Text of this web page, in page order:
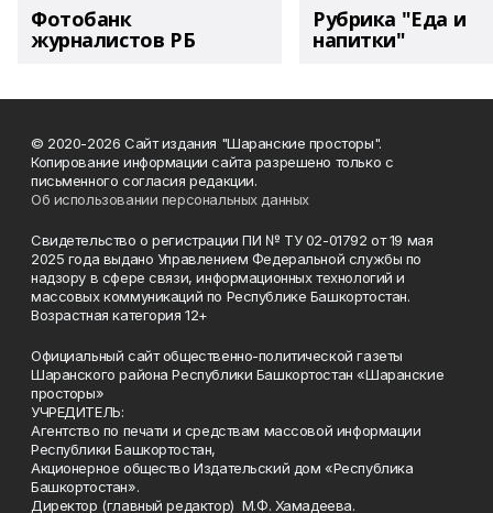
Фотобанк
журналистов РБ
Рубрика "Еда и
напитки"
© 2020-2026 Сайт издания "Шаранские просторы".
Копирование информации сайта разрешено только с
письменного согласия редакции.
Об использовании персональных данных
Свидетельство о регистрации ПИ № ТУ 02-01792 от 19 мая
2025 года выдано Управлением Федеральной службы по
надзору в сфере связи, информационных технологий и
массовых коммуникаций по Республике Башкортостан.
Возрастная категория 12+
Официальный сайт общественно-политической газеты
Шаранского района Республики Башкортостан «Шаранские
просторы»
УЧРЕДИТЕЛЬ:
Агентство по печати и средствам массовой информации
Республики Башкортостан,
Акционерное общество Издательский дом «Республика
Башкортостан».
Директор (главный редактор) М.Ф. Хамадеева.